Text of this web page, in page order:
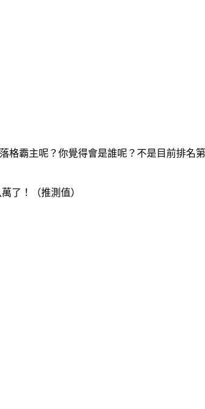
格霸主呢？你覺得會是誰呢？不是目前排
了！（推測值）